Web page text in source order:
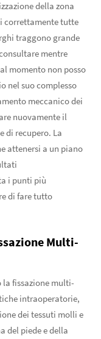
della zona
correttamente tutte
traggono grande
mentre
momento non posso
nel suo complesso
meccanico dei
nuovamente il
di recupero. La
attenersi a un piano
i punti più
di fare tutto
Multi-
fissazione multi-
intraoperatorie,
dei tessuti molli e
del piede e della